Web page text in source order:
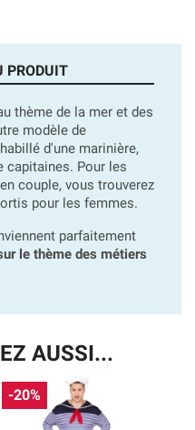
PRODUIT
thème de la mer et des
modèle de
d'une marinière,
capitaines. Pour les
couple, vous trouverez
pour les femmes.
parfaitement
le thème des métiers
AUSSI...
-20%